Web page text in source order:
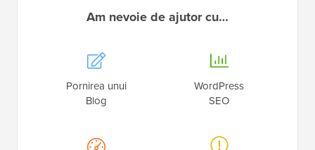
Am nevoie de ajutor cu…
Pornirea unui
Blog
WordPress
SEO